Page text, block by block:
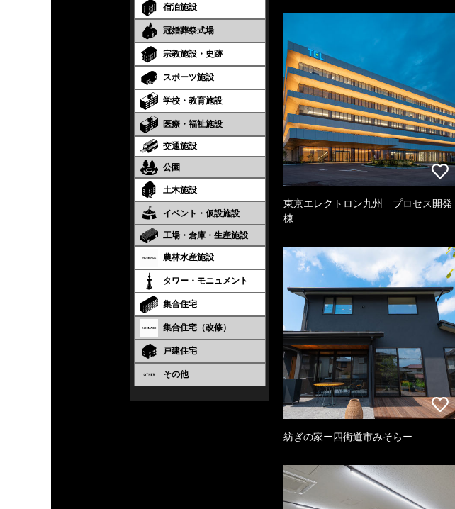
宿泊施設
冠婚葬祭式場
宗教施設・史跡
スポーツ施設
学校・教育施設
医療・福祉施設
交通施設
公園
土木施設
イベント・仮設施設
工場・倉庫・生産施設
農林水産施設
タワー・モニュメント
集合住宅
集合住宅（改修）
戸建住宅
その他
東京エレクトロン九州 プロセス開発
棟
紡ぎの家ー四街道市みそらー